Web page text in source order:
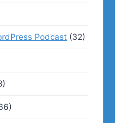
Podcast (32)